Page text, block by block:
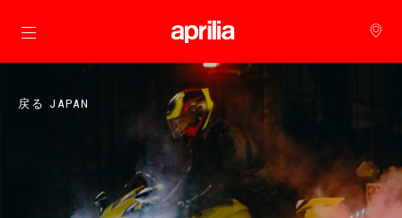
メインコンテンツへ
戻る JAPAN